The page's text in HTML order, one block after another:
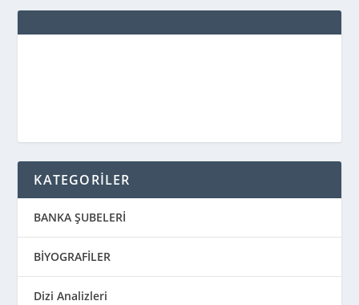
KATEGORİLER
BANKA ŞUBELERİ
BİYOGRAFİLER
Dizi Analizleri